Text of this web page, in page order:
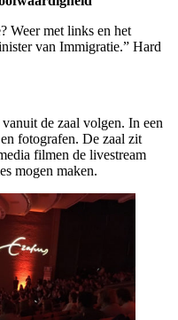
Weer met links en het
van Immigratie.” Hard
de zaal volgen. In een
fotografen. De zaal zit
filmen de livestream
mogen maken.